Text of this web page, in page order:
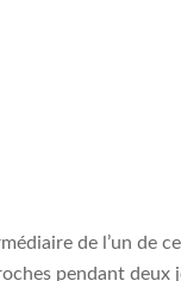
de l’un
pendant deux